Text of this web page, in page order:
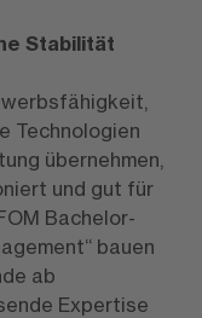
Stabilität
Technologien
übernehmen,
und gut für
Bachelor-
bauen
ab
Expertise